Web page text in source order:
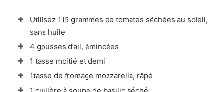
Utilisez 115 grammes de tomates séchées au soleil,
sans huile.
4 gousses d’ail, émincées
1 tasse moitié et demi
1tasse de fromage mozzarella, râpé